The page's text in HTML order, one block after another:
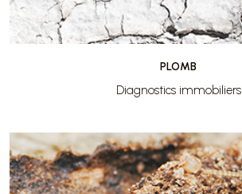
PLOMB
Diagnostics immobiliers